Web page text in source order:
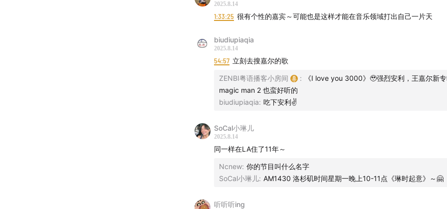
* 嘉宾：谭洋（小红书：谭洋itsyáng音乐制作）
* 主播：Trace、Zenbi
* 制作名单
录音制作 | Trace
文字编辑 | Trace
运营管理 | Zenbi、Trace
联系方式 | 191962929@qq.com
2025.8.14
1:33:25 很有个性的嘉宾～可能也是这样才能在音乐领域打出自己一片天
biudiupiaqia
2025.8.14
54:57 立刻去搜嘉尔的歌
ZENBI粤语播客小房间 :
《I love you 3000》🥹强烈安利，王嘉尔新
magic man 2 也蛮好听的
biudiupiaqia: 吃下安利✌️
SoCal小琳儿
2025.8.14
同一样在LA住了11年～
Ncnew: 你的节目叫什么名字
SoCal小琳儿: AM1430 洛杉矶时间星期一晚上10-11点《琳时起意》～🤗
听听听ing